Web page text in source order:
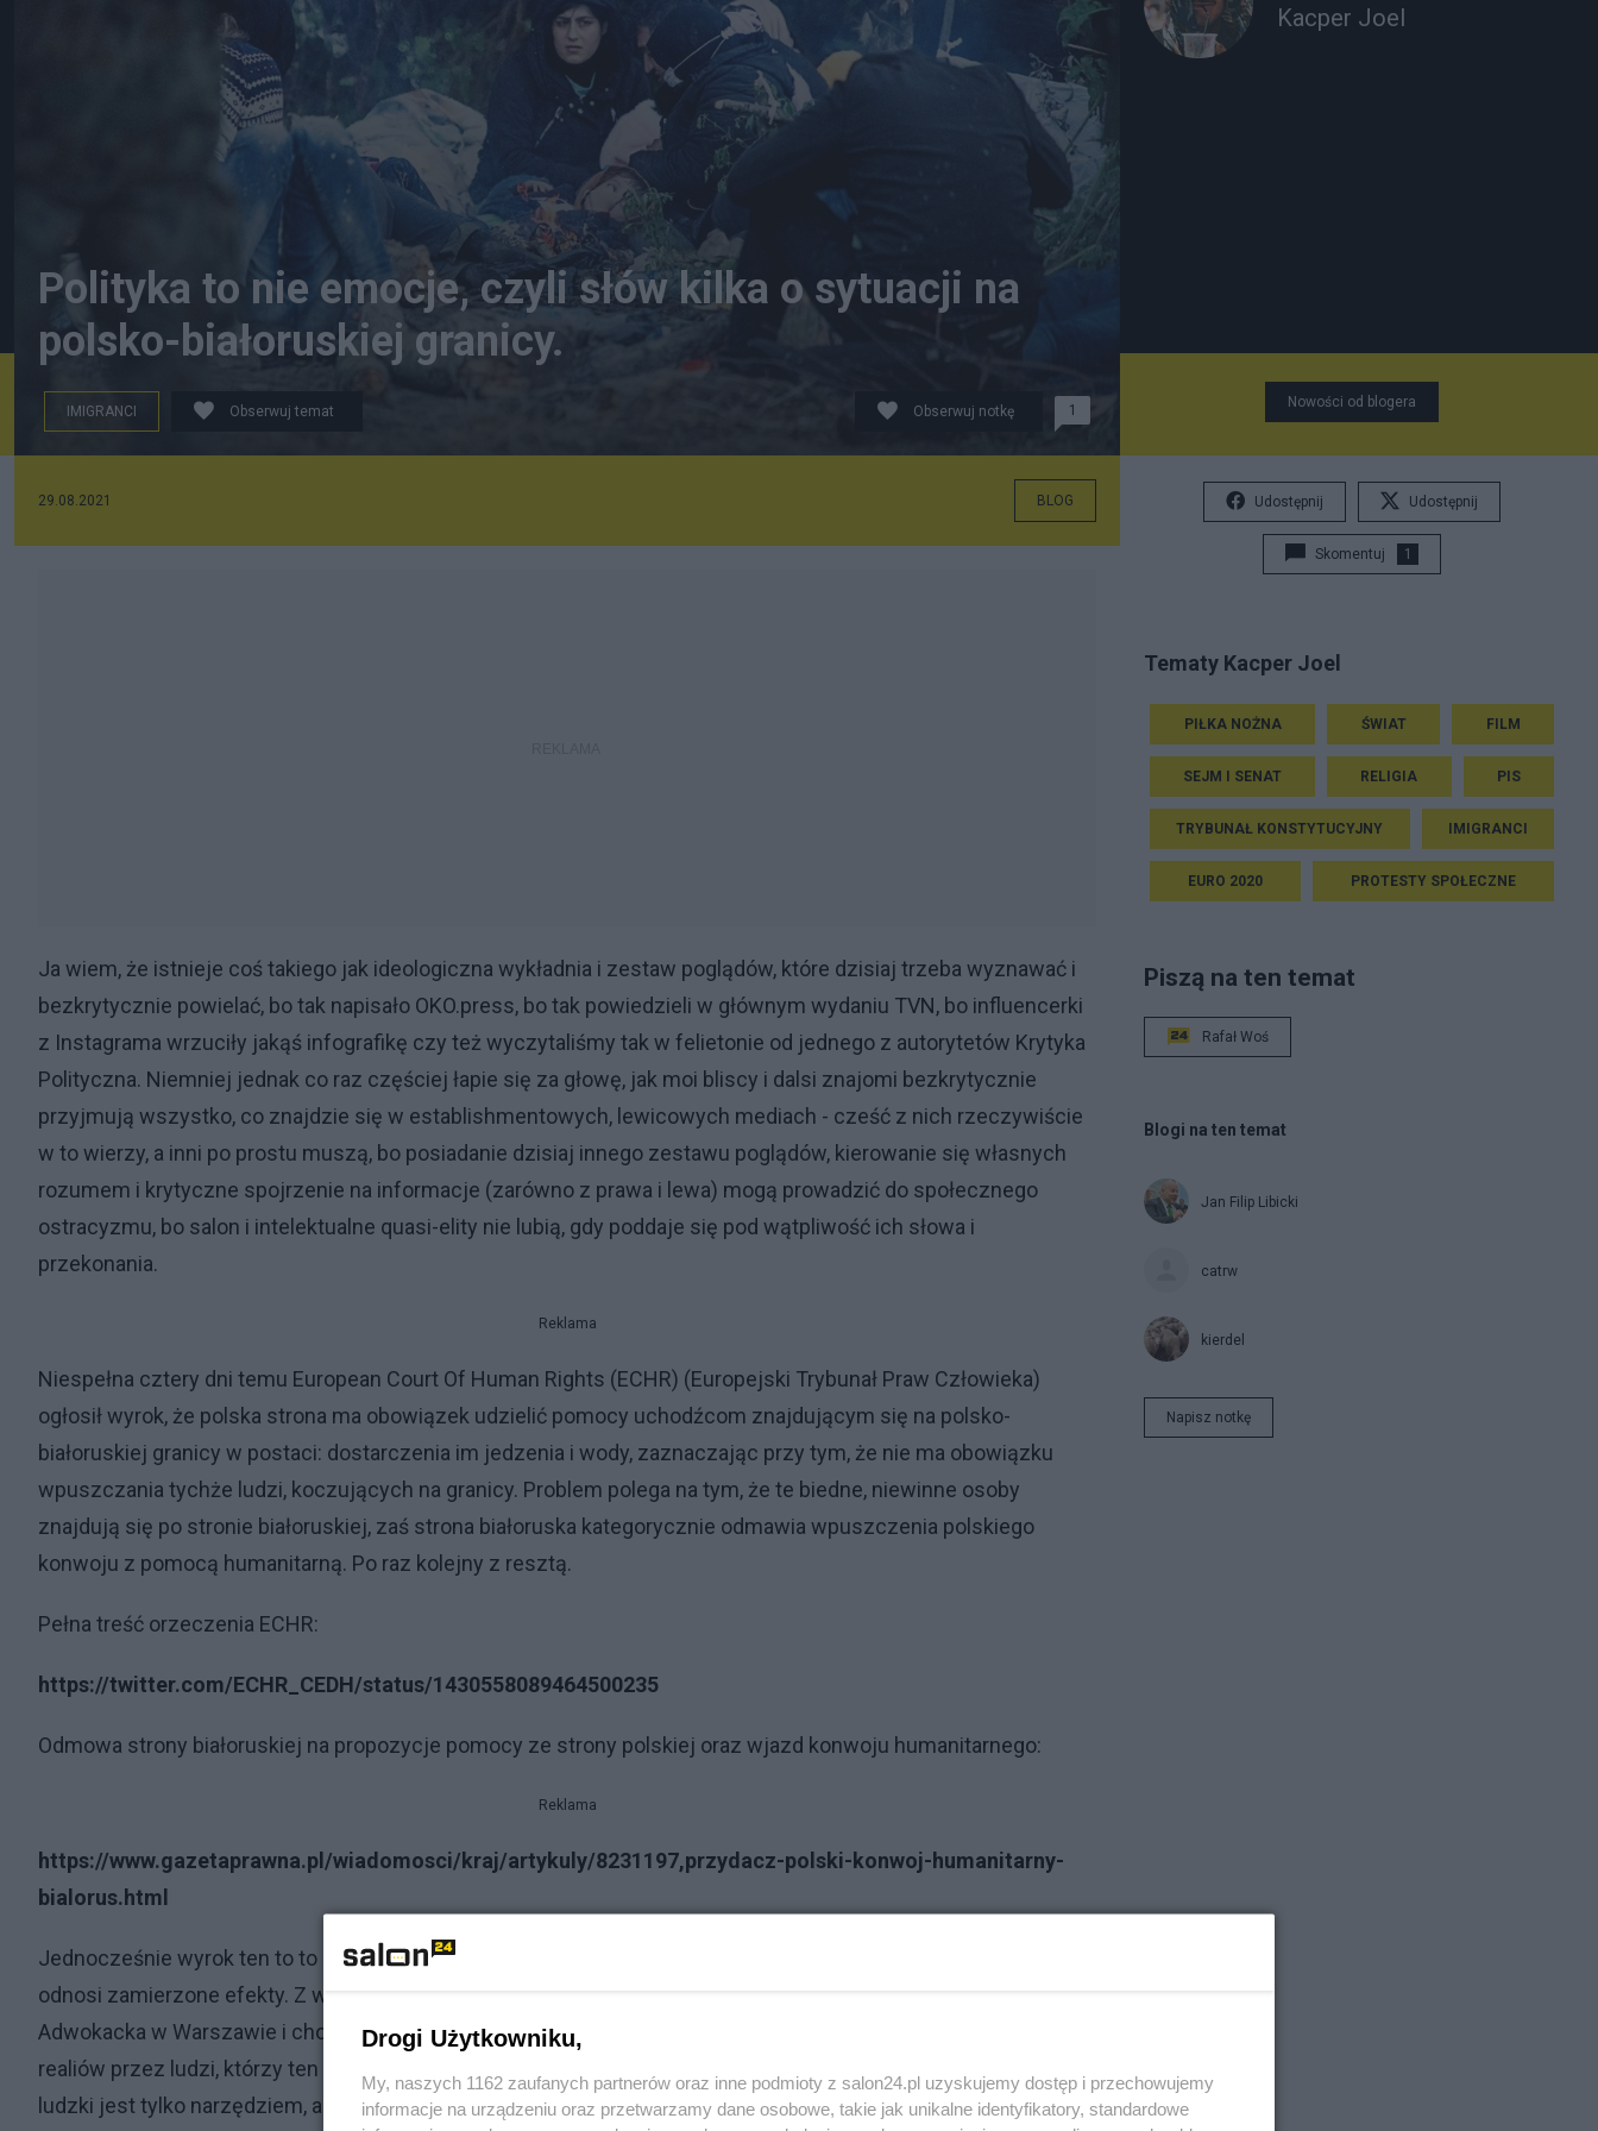
Polityka to nie emocje, czyli słów kilka o sytuacji na
polsko-białoruskiej granicy.
IMIGRANCI Obserwuj temat Obserwuj notkę 1
29.08.2021 BLOG
Ja wiem, że istnieje coś takiego jak ideologiczna wykładnia i zestaw poglądów, które dzisiaj trzeba wyznawać i
bezkrytycznie powielać, bo tak napisało OKO.press, bo tak powiedzieli w głównym wydaniu TVN, bo influencerki
z Instagrama wrzuciły jakąś infografikę czy też wyczytaliśmy tak w felietonie od jednego z autorytetów Krytyka
Polityczna. Niemniej jednak co raz częściej łapie się za głowę, jak moi bliscy i dalsi znajomi bezkrytycznie
przyjmują wszystko, co znajdzie się w establishmentowych, lewicowych mediach - cześć z nich rzeczywiście
w to wierzy, a inni po prostu muszą, bo posiadanie dzisiaj innego zestawu poglądów, kierowanie się własnych
rozumem i krytyczne spojrzenie na informacje (zarówno z prawa i lewa) mogą prowadzić do społecznego
ostracyzmu, bo salon i intelektualne quasi-elity nie lubią, gdy poddaje się pod wątpliwość ich słowa i
przekonania.
Reklama
Niespełna cztery dni temu European Court Of Human Rights (ECHR) (Europejski Trybunał Praw Człowieka)
ogłosił wyrok, że polska strona ma obowiązek udzielić pomocy uchodźcom znajdującym się na polsko-
białoruskiej granicy w postaci: dostarczenia im jedzenia i wody, zaznaczając przy tym, że nie ma obowiązku
wpuszczania tychże ludzi, koczujących na granicy. Problem polega na tym, że te biedne, niewinne osoby
znajdują się po stronie białoruskiej, zaś strona białoruska kategorycznie odmawia wpuszczenia polskiego
konwoju z pomocą humanitarną. Po raz kolejny z resztą.
Pełna treść orzeczenia ECHR:
https://twitter.com/ECHR_CEDH/status/1430558089464500235
Odmowa strony białoruskiej na propozycje pomocy ze strony polskiej oraz wjazd konwoju humanitarnego:
Reklama
https://www.gazetaprawna.pl/wiadomosci/kraj/artykuly/8231197,przydacz-polski-konwoj-humanitarny-
bialorus.html
Jednocześnie wyrok ten to to nie jest dobra wiadomość, bo oznacza, że nacisk polityczny reżimu Łukaszenki
odnosi zamierzone efekty. Z wnioskiem do ECHR wystąpiła m.in. grupa polskich prawników z Okręgowa Rada
Adwokacka w Warszawie i choć idea szczytna to w dobitny sposób obrazująca całkowity brak zrozumienia
realiów przez ludzi, którzy ten wniosek złożyli. Białoruś jest państwem autorytarnym, a co za tym idzie potencjał
ludzki jest tylko narzędziem, a nie niekontrolowaną masą z perspektywy władz. Ludzie koczujący na granicy
Kacper Joel
Nowości od blogera
Udostępnij Udostępnij
Skomentuj 1
Tematy Kacper Joel
PIŁKA NOŻNA ŚWIAT FILM
SEJM I SENAT RELIGIA PIS
TRYBUNAŁ KONSTYTUCYJNY IMIGRANCI
EURO 2020 PROTESTY SPOŁECZNE
Piszą na ten temat
Rafał Woś
Blogi na ten temat
Jan Filip Libicki
catrw
kierdel
Napisz notkę
Drogi Użytkowniku,
My, naszych 1162 zaufanych partnerów oraz inne podmioty z salon24.pl uzyskujemy dostęp i przechowujemy
informacje na urządzeniu oraz przetwarzamy dane osobowe, takie jak unikalne identyfikatory, standardowe